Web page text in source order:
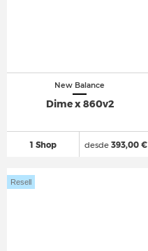
New Balance
Dime x 860v2
1 Shop desde 393,00 €
Resell